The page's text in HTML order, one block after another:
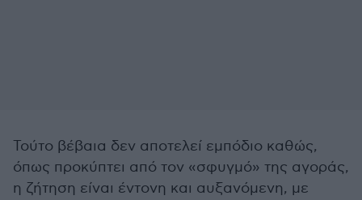
Τούτο βέβαια δεν αποτελεί εμπόδιο καθώς,
όπως προκύπτει από τον «σφυγμό» της αγοράς,
η ζήτηση είναι έντονη και αυξανόμενη, με